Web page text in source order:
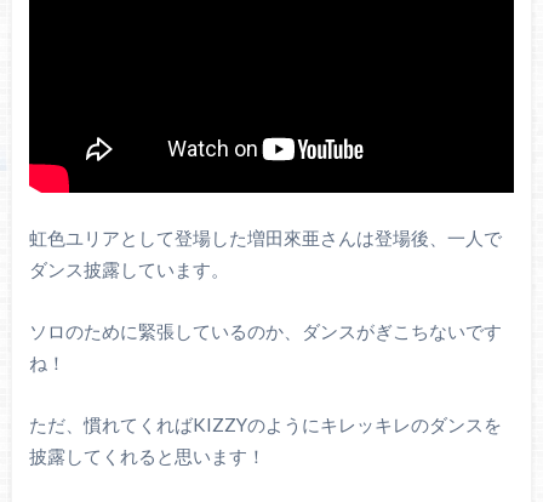
虹色ユリアとして登場した増田來亜さんは登場後、一人で
ダンス披露しています。
ソロのために緊張しているのか、ダンスがぎこちないです
ね！
ただ、慣れてくればKIZZYのようにキレッキレのダンスを
披露してくれると思います！